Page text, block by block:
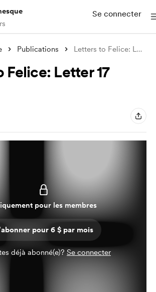
Se connecter
Publications Letters to Felice: Letter 17
Felice: Letter 17
pour les membres
pour 6 $ par mois
déjà abonné(e)?Se connecter